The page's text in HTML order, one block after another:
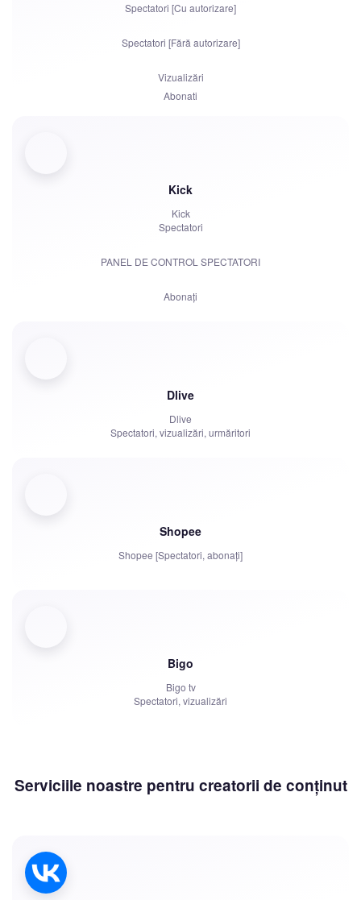
Spectatori [Cu autorizare]
Spectatori [Fără autorizare]
Vizualizări
Abonați
Kick
Kick
Spectatori
PANEL DE CONTROL SPECTATORI
Abonați
Roboți de chat
Dlive
Dlive
Spectatori, vizualizări, urmăritori
Shopee
Shopee [Spectatori, abonați]
Bigo
Bigo tv
Spectatori, vizualizări
Serviciile noastre pentru creatorii de conținut